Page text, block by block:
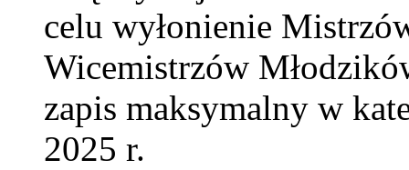
celu wyłonienie
Wicemistrzów
zapis maksymalny w
2025 r.